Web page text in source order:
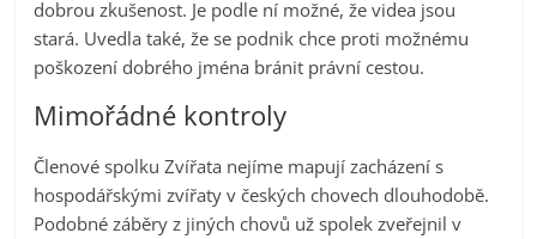
dobrou zkušenost. Je podle ní možné, že videa jsou
stará. Uvedla také, že se podnik chce proti možnému
poškození dobrého jména bránit právní cestou.
Mimořádné kontroly
Členové spolku Zvířata nejíme mapují zacházení s
hospodářskými zvířaty v českých chovech dlouhodobě.
Podobné záběry z jiných chovů už spolek zveřejnil v